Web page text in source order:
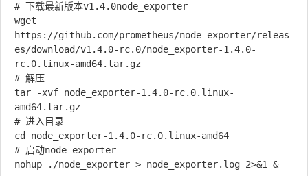
# 下载最新版本v1.4.0node_exporter
wget
https://github.com/prometheus/node_exporter/releas
es/download/v1.4.0-rc.0/node_exporter-1.4.0-
rc.0.linux-amd64.tar.gz
# 解压
tar -xvf node_exporter-1.4.0-rc.0.linux-
amd64.tar.gz
# 进入目录
cd node_exporter-1.4.0-rc.0.linux-amd64
# 启动node_exporter